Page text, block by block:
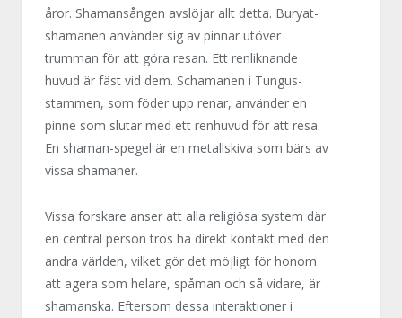
åror. Shamansången avslöjar allt detta. Buryat-
shamanen använder sig av pinnar utöver
trumman för att göra resan. Ett renliknande
huvud är fäst vid dem. Schamanen i Tungus-
stammen, som föder upp renar, använder en
pinne som slutar med ett renhuvud för att resa.
En shaman-spegel är en metallskiva som bärs av
vissa shamaner.
Vissa forskare anser att alla religiösa system där
en central person tros ha direkt kontakt med den
andra världen, vilket gör det möjligt för honom
att agera som helare, spåman och så vidare, är
shamanska. Eftersom dessa interaktioner i